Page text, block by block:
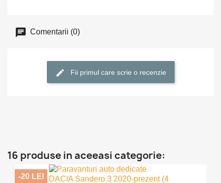
Comentarii (0)
Fii primul care scrie o recenzie
16 produse in aceeasi categorie:
-20 LEI